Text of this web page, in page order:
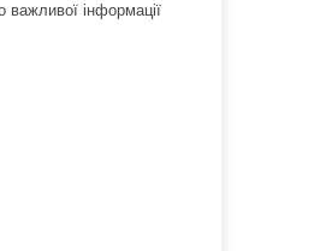
важливої інформації